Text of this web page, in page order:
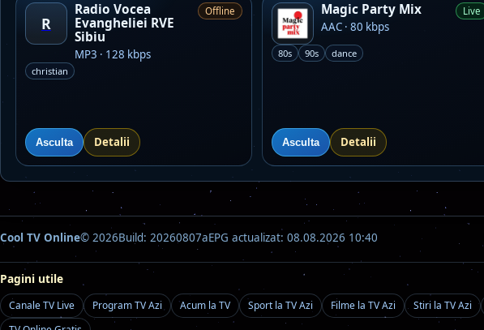
R
Radio Vocea
Evangheliei RVE
Sibiu
MP3 · 128 kbps
Offline
christian
Asculta Detalii
Magic Party Mix
AAC · 80 kbps
Live
80s 90s dance
Asculta Detalii
Cool TV Online© 2026Build: 20260807aEPG actualizat: 08.08.2026 10:40
Pagini utile
Canale TV Live Program TV Azi Acum la TV Sport la TV Azi Filme la TV Azi Stiri la TV Azi